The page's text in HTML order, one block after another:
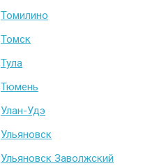
Томилино
Томск
Тула
Тюмень
Улан-Удэ
Ульяновск
Ульяновск Заволжский